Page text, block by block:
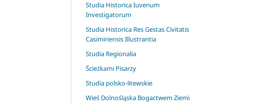
Studia Historica Iuvenum
Investigatorum
Studia Historica Res Gestas Civitatis
Casimiriensis Illustrantia
Studia Regionalia
Ścieżkami Pisarzy
Studia polsko-litewskie
Wieś Dolnośląska Bogactwem Ziemi